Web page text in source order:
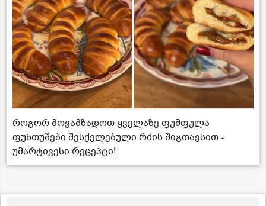
როგორ მოვამზადოთ ყველაზე ფუმფულა
ფუნთუშები შესქელებული რძის შიგთავსით -
უმარტივესი რეცეპტი!